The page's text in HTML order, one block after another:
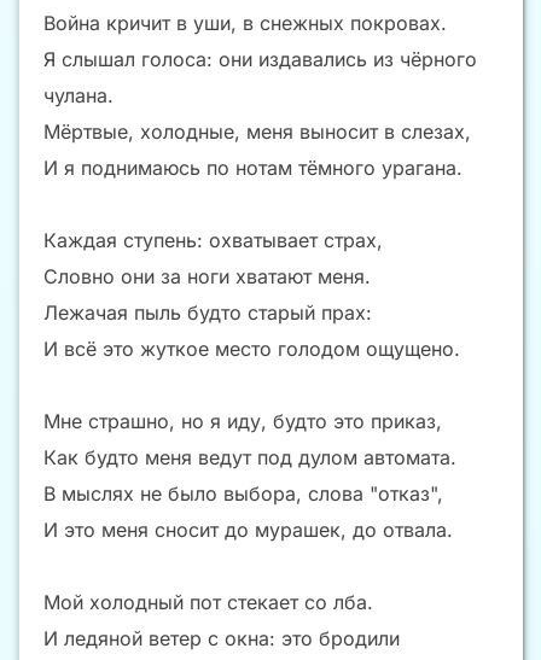
Война кричит в уши, в снежных покровах.
Я слышал голоса: они издавались из чёрного
чулана.
Мёртвые, холодные, меня выносит в слезах,
И я поднимаюсь по нотам тёмного урагана.
Каждая ступень: охватывает страх,
Словно они за ноги хватают меня.
Лежачая пыль будто старый прах:
И всё это жуткое место голодом ощущено.
Мне страшно, но я иду, будто это приказ,
Как будто меня ведут под дулом автомата.
В мыслях не было выбора, слова "отказ",
И это меня сносит до мурашек, до отвала.
Мой холодный пот стекает со лба.
И ледяной ветер с окна: это бродили